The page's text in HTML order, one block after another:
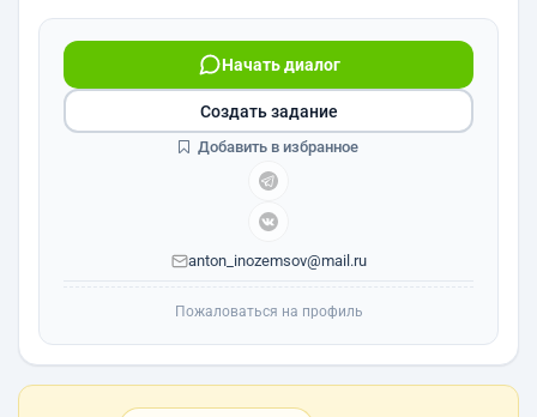
Начать диалог
anton_inozemsov@mail.ru
Создать задание
Добавить в избранное
Пожаловаться на профиль